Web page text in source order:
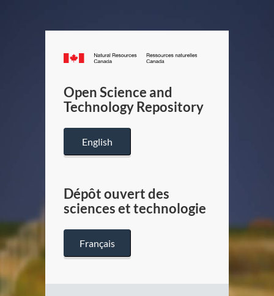
Canada.ca
/
Canada
Open Science and
Technology Repository
English
Dépôt ouvert des
sciences et technologie
Français